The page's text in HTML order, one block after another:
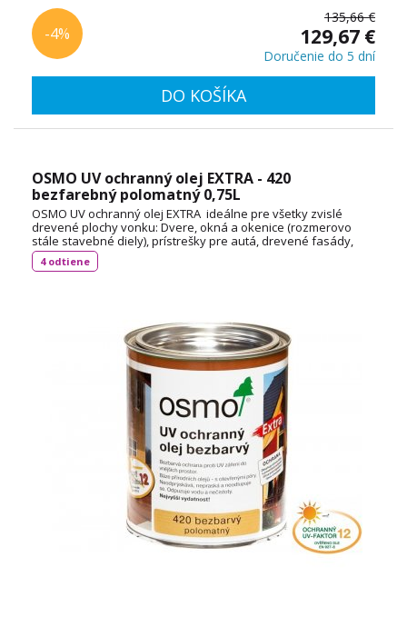
135,66 €
-4% 129,67 €
Doručenie do 5 dní
DO KOŠÍKA
OSMO UV ochranný olej EXTRA - 420
bezfarebný polomatný 0,75L
OSMO UV ochranný olej EXTRA ideálne pre všetky zvislé
drevené plochy vonku: Dvere, okná a okenice (rozmerovo
stále stavebné diely), prístrešky pre autá, drevené fasády,
balkóny, ploty, pergoly a záhradné domčeky (rozmerovo
nestále stavebné diely ). Spotreba: cca 55 ml / m² TECHNICKÝ
4 odtiene